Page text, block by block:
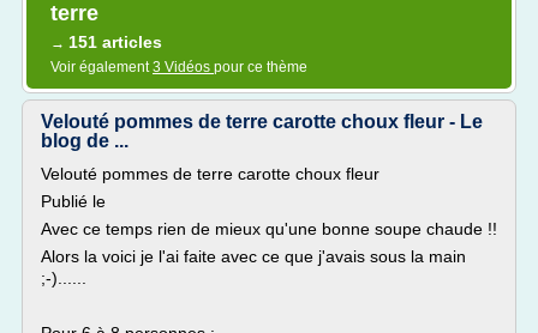
terre
→ 151 articles
Voir également3 Vidéos pour ce thème
Velouté pommes de terre carotte choux fleur - Le
blog de ...
Velouté pommes de terre carotte choux fleur
Publié le
Avec ce temps rien de mieux qu'une bonne soupe chaude !!
Alors la voici je l'ai faite avec ce que j'avais sous la main
;-)......